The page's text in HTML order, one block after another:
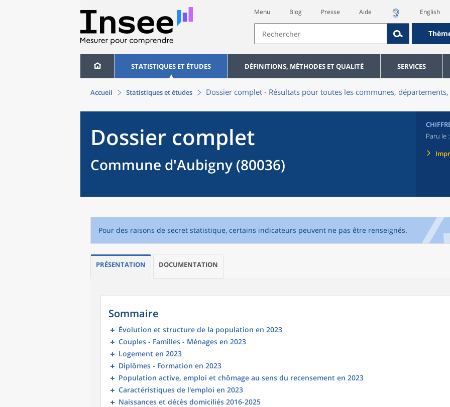
Menu Blog Presse Aide English
STATISTIQUES ET ÉTUDES DÉFINITIONS, MÉTHODES ET QUALITÉ SERVICES
Accueil Statistiques et études Dossier complet - Résultats pour toutes les communes,
Dossier complet
Commune d'Aubigny (80036)
Paru le
Pour des raisons de secret statistique, certains indicateurs peuvent ne pas être renseignés.
PRÉSENTATION DOCUMENTATION
Sommaire
Évolution et structure de la population en 2023
Couples - Familles - Ménages en 2023
Logement en 2023
Diplômes - Formation en 2023
Population active, emploi et chômage au sens du recensement en 2023
Caractéristiques de l'emploi en 2023
Naissances et décès domiciliés 2016-2025